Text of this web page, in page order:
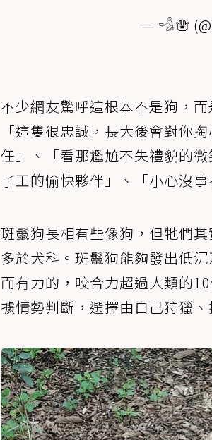
— 𓁉🪬
不少網友驚呼這根本不是狗，
「這隻很忠誠，長大後會對你
任」、「看那尷尬不失禮貌的
子王的愉快夥伴」、「小心沒事
斑鬣狗長相有些像狗，但牠們
多於犬科。斑鬣狗能夠發出低
而有力的，咬合力超過人類的
據情勢判斷，選擇由自己狩獵